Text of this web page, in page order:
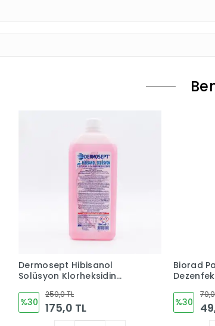
Dermosept Hibisanol
Solüsyon Klorheksidin
Bazlı (10%) 1 LT
%30
250,0 TL
175,0 TL
Biorad
%30